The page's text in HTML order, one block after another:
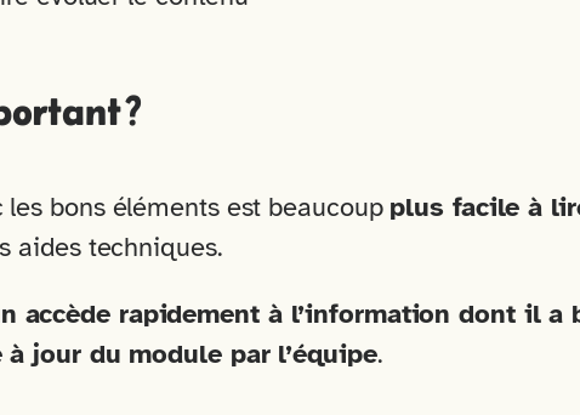
?
les bons éléments est beaucoup plus facile à
aides techniques.
accède rapidement à l’information dont il a
jour du module par l’équipe.